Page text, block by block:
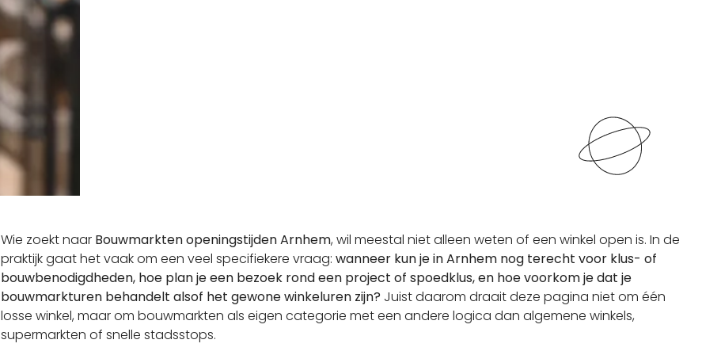
Wie zoekt naar Bouwmarkten openingstijden Arnhem, wil meestal niet alleen weten of een winkel open is. In de
praktijk gaat het vaak om een veel specifiekere vraag: wanneer kun je in Arnhem nog terecht voor klus- of
bouwbenodigdheden, hoe plan je een bezoek rond een project of spoedklus, en hoe voorkom je dat je
bouwmarkturen behandelt alsof het gewone winkeluren zijn? Juist daarom draait deze pagina niet om één
losse winkel, maar om bouwmarkten als eigen categorie met een andere logica dan algemene winkels,
supermarkten of snelle stadsstops.